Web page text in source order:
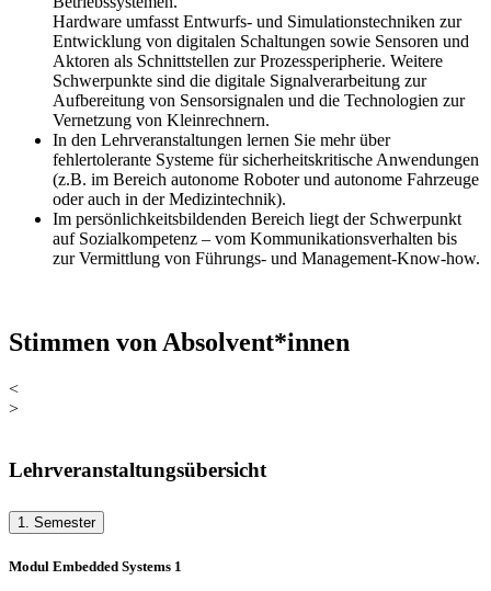
Hardware umfasst Entwurfs- und Simulationstechniken zur
Entwicklung von digitalen Schaltungen sowie Sensoren und
Aktoren als Schnittstellen zur Prozessperipherie. Weitere
Schwerpunkte sind die digitale Signalverarbeitung zur
Aufbereitung von Sensorsignalen und die Technologien zur
Vernetzung von Kleinrechnern.
In den Lehrveranstaltungen lernen Sie mehr über
fehlertolerante Systeme für sicherheitskritische Anwendungen
(z.B. im Bereich autonome Roboter und autonome Fahrzeuge
oder auch in der Medizintechnik).
Im persönlichkeitsbildenden Bereich liegt der Schwerpunkt
auf Sozialkompetenz – vom Kommunikationsverhalten bis
zur Vermittlung von Führungs- und Management-Know-how.
Stimmen von Absolvent*innen
<
>
Lehrveranstaltungsübersicht
1. Semester
Modul Embedded Systems 1